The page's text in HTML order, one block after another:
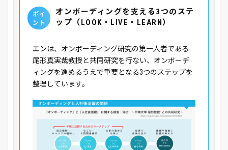
ポイ
ント
オンボーディングを支える3つのステ
ップ（LOOK・LIVE・LEARN）
エンは、オンボーディング研究の第一人者である
尾形真実哉教授と共同研究を行ない、オンボーデ
ィングを進めるうえで重要となる3つのステップを
整理しています。